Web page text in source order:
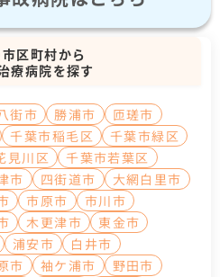
区町村から
療病院を探す
街市 勝浦市
匝瑳市
千葉市稲毛区
千葉市緑区
見川区
千葉市若葉区
市 四街道市
大網白里市
市原市
市川市
木更津市
東金市
浦安市
白井市
市 袖ケ浦市
野田市